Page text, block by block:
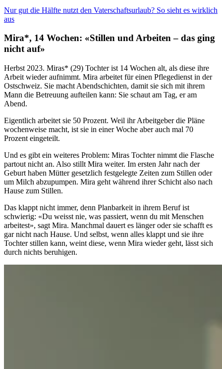
Nur gut die Hälfte nutzt den Vaterschaftsurlaub? So sieht es wirklich
aus
Mira*, 14 Wochen: «Stillen und Arbeiten – das ging
nicht auf»
Herbst 2023. Miras* (29) Tochter ist 14 Wochen alt, als diese ihre
Arbeit wieder aufnimmt. Mira arbeitet für einen Pflegedienst in der
Ostschweiz. Sie macht Abendschichten, damit sie sich mit ihrem
Mann die Betreuung aufteilen kann: Sie schaut am Tag, er am
Abend.
Eigentlich arbeitet sie 50 Prozent. Weil ihr Arbeitgeber die Pläne
wochenweise macht, ist sie in einer Woche aber auch mal 70
Prozent eingeteilt.
Und es gibt ein weiteres Problem: Miras Tochter nimmt die Flasche
partout nicht an. Also stillt Mira weiter. Im ersten Jahr nach der
Geburt haben Mütter gesetzlich festgelegte Zeiten zum Stillen oder
um Milch abzupumpen. Mira geht während ihrer Schicht also nach
Hause zum Stillen.
Das klappt nicht immer, denn Planbarkeit in ihrem Beruf ist
schwierig: «Du weisst nie, was passiert, wenn du mit Menschen
arbeitest», sagt Mira. Manchmal dauert es länger oder sie schafft es
gar nicht nach Hause. Und selbst, wenn alles klappt und sie ihre
Tochter stillen kann, weint diese, wenn Mira wieder geht, lässt sich
durch nichts beruhigen.